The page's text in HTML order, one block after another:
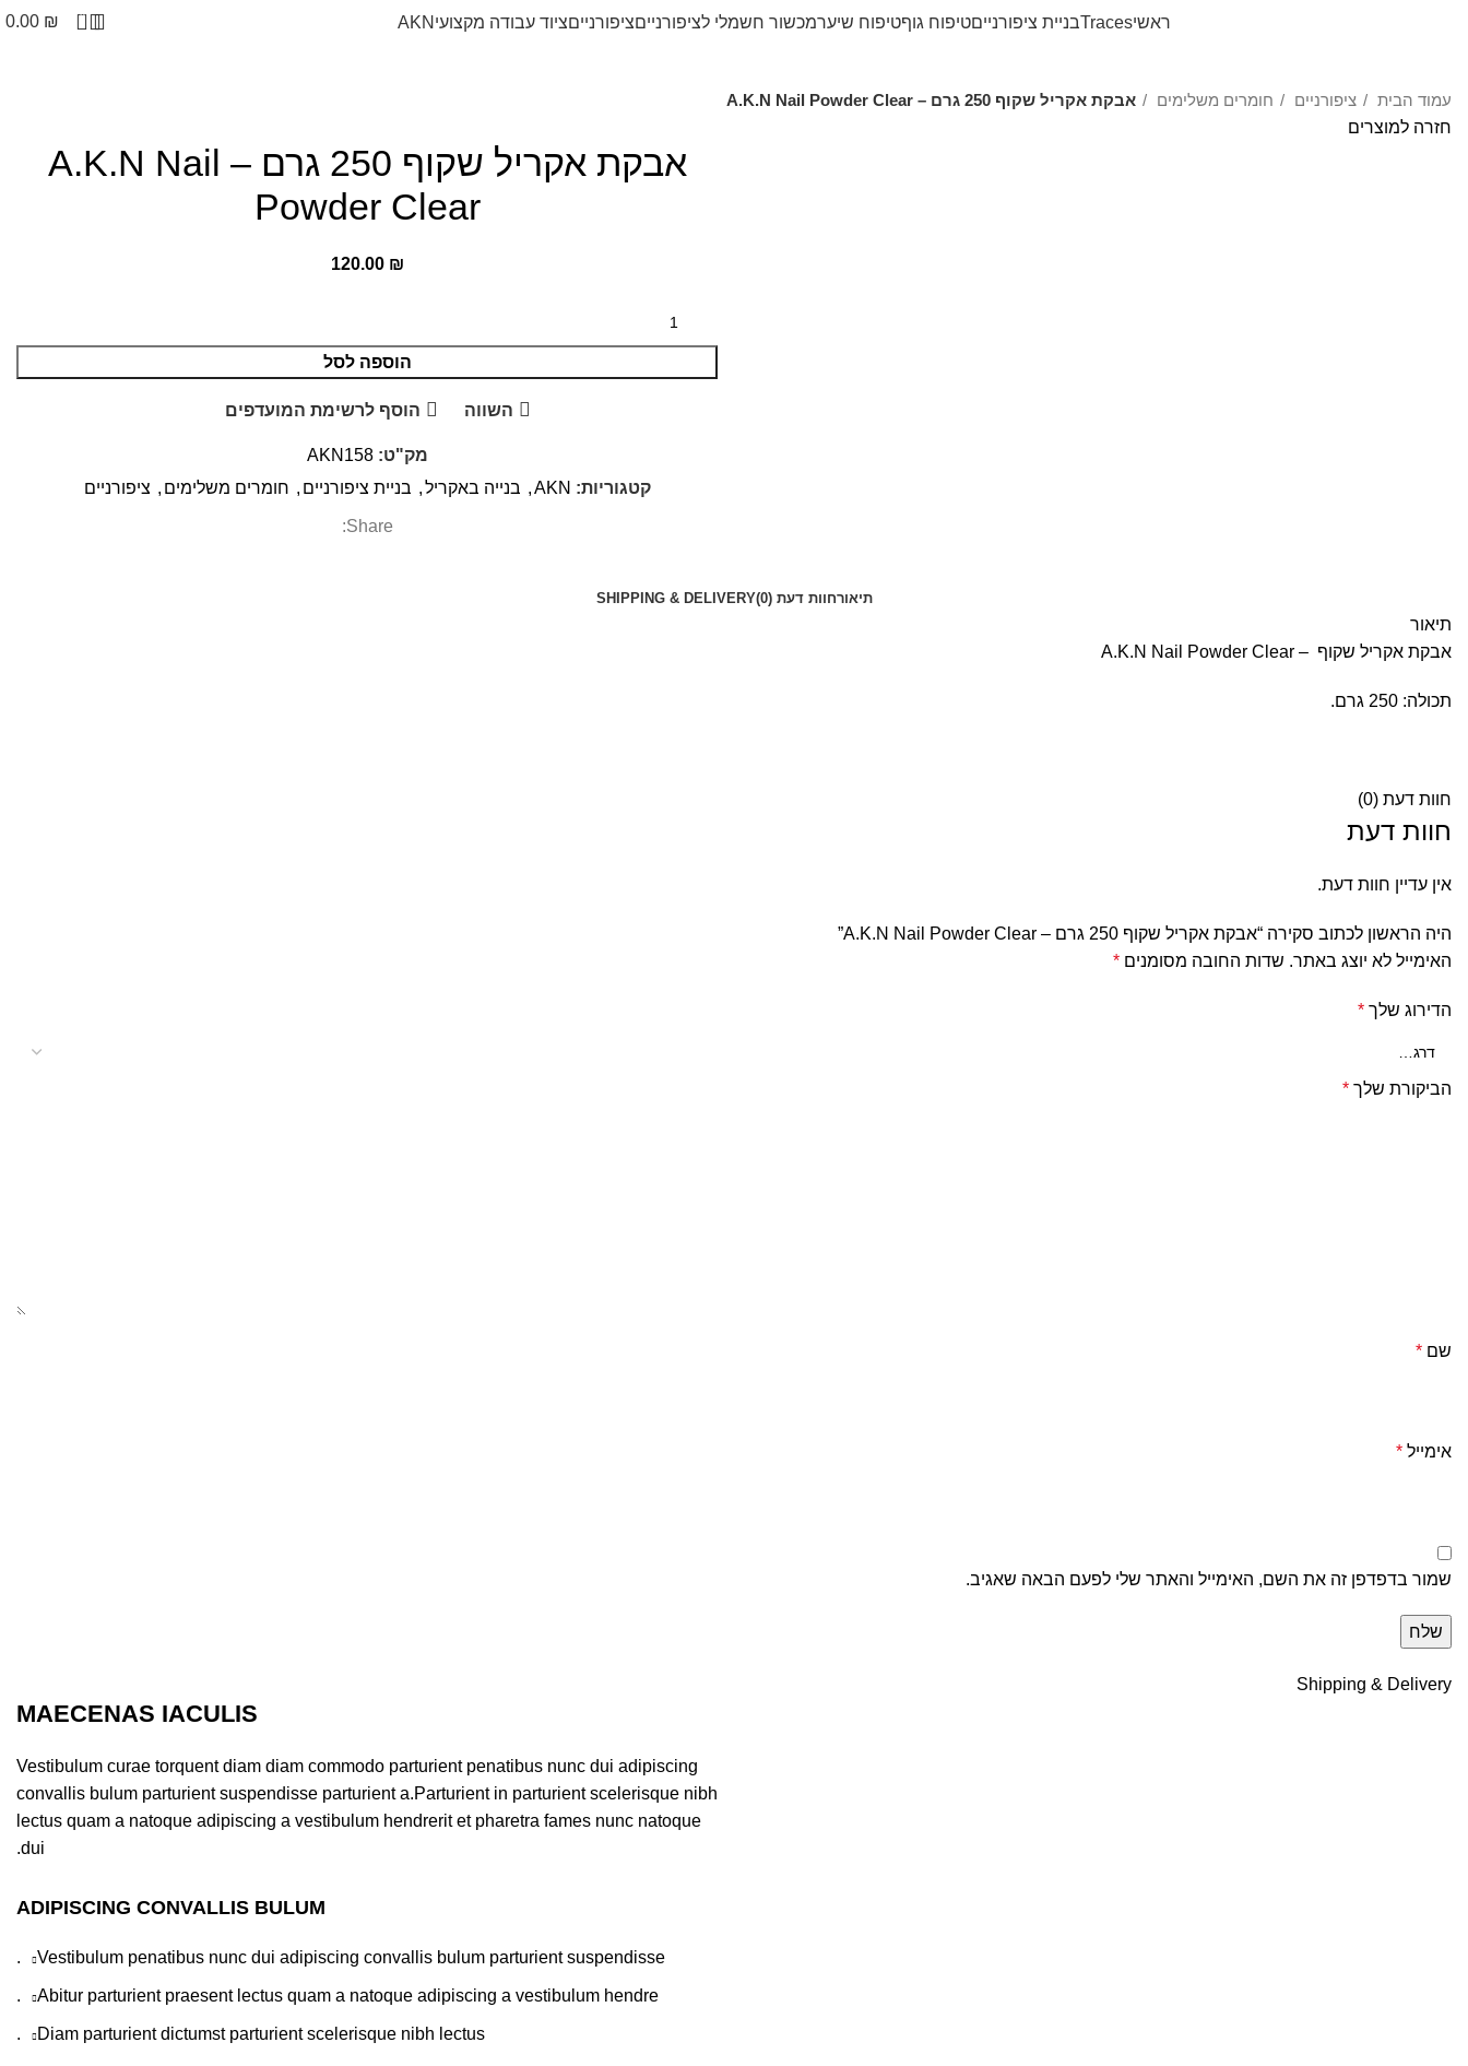
ראשיTracesבניית ציפורנייםטיפוח גוףטיפוח שיערמכשור חשמלי לציפורנייםציפורנייםציוד עבודה מקצועי AKN
0
0.00 ₪
עמוד הבית ציפורניים חומרים משלימים
אבקת אקריל שקוף 250 גרם – A.K.N Nail Powder Clear
חזרה למוצרים
אבקת אקריל שקוף 250 גרם – A.K.N Nail
Powder Clear
120.00 ₪
הוספה לסל
השווה הוסף לרשימת המועדפים
מק"ט:AKN158
קטגוריות: AKN
, בנייה באקריל, בניית ציפורניים , חומרים משלימים , ציפורניים
Share:
תיאורחוות דעת (0) SHIPPING & DELIVERY
תיאור
אבקת אקריל שקוף – A.K.N Nail Powder Clear
תכולה: 250 גרם.
חוות דעת (0)
חוות דעת
אין עדיין חוות דעת.
היה הראשון לכתוב סקירה “אבקת אקריל שקוף 250 גרם – A.K.N Nail Powder Clear”
האימייל לא יוצג באתר. שדות החובה מסומנים *
הדירוג שלך *
הביקורת שלך *
שם *
אימייל *
שמור בדפדפן זה את השם, האימייל והאתר שלי לפעם הבאה שאגיב.
Shipping & Delivery
MAECENAS IACULIS
Vestibulum curae torquent diam diam commodo parturient penatibus nunc dui adipiscing
convallis bulum parturient suspendisse parturient a.Parturient in parturient scelerisque nibh
lectus quam a natoque adipiscing a vestibulum hendrerit et pharetra fames nunc natoque
dui.
ADIPISCING CONVALLIS BULUM
Vestibulum penatibus nunc dui adipiscing convallis bulum parturient suspendisse.
Abitur parturient praesent lectus quam a natoque adipiscing a vestibulum hendre.
Diam parturient dictumst parturient scelerisque nibh lectus.